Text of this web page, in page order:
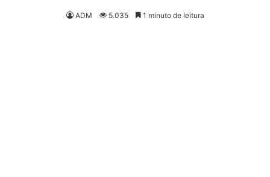
ADM 5.035 1 minuto de leitura